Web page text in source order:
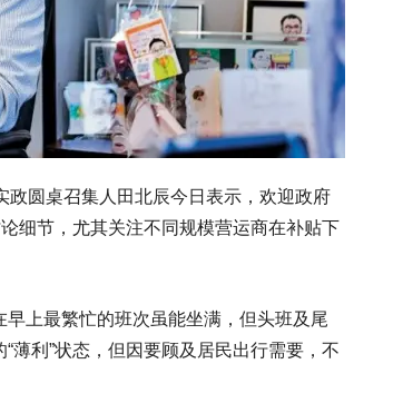
圆桌召集人田北辰今日表示，欢迎政府
细节，尤其关注不同规模营运商在补贴下
上最繁忙的班次虽能坐满，但头班及尾
薄利”状态，但因要顾及居民出行需要，不